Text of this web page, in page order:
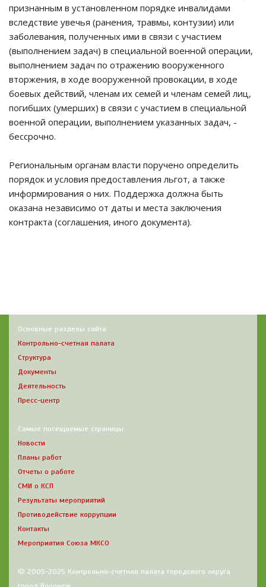
признанным в установленном порядке инвалидами
вследствие увечья (ранения, травмы, контузии) или
заболевания, полученных ими в связи с участием
(выполнением задач) в специальной военной операции,
выполнением задач по отражению вооруженного
вторжения, в ходе вооруженной провокации, в ходе
боевых действий, членам их семей и членам семей лиц,
погибших (умерших) в связи с участием в специальной
военной операции, выполнением указанных задач, -
бессрочно.
Региональным органам власти поручено определить
порядок и условия предоставления льгот, а также
информирования о них. Поддержка должна быть
оказана независимо от даты и места заключения
контракта (соглашения, иного документа).
Основные разделы сайта
Контрольно-счетная палата
Структура
Документы
Деятельность
Пресс-центр
Самые посещаемые страницы
Новости
Планы работ
Отчеты о работе
СМИ о КСП
Результаты мероприятий
Противодействие коррупции
Контакты
Мероприятия Союза МКСО
© 2005-2025 Контрольно-счетная палата городского округа